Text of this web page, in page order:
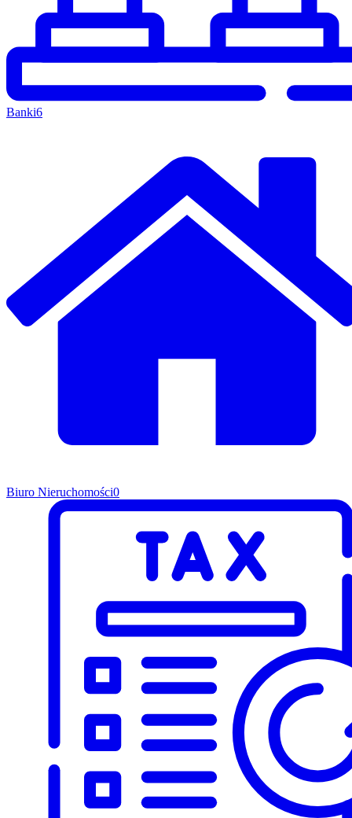
Banki6
Biuro Nieruchomości0